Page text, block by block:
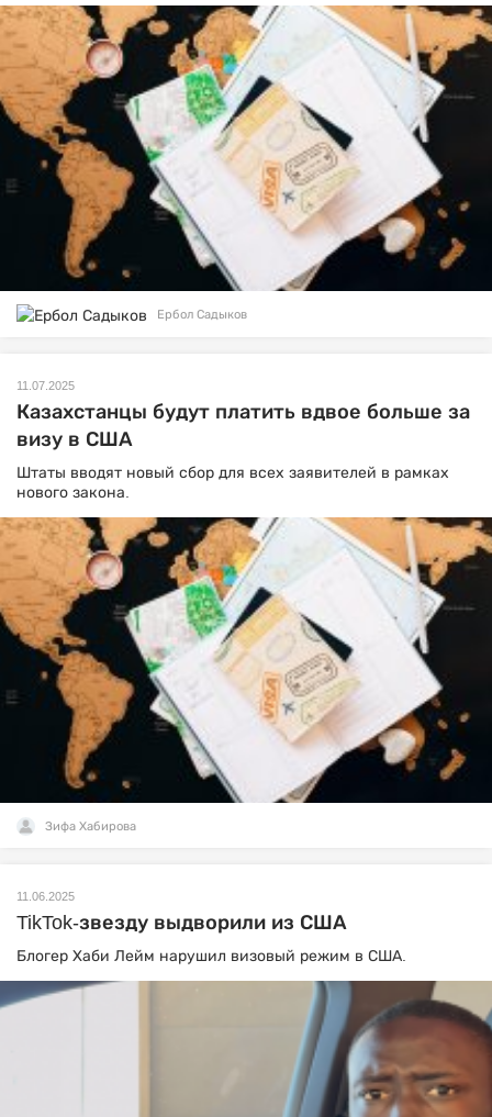
Ербол Садыков
11.07.2025
Казахстанцы будут платить вдвое больше за
визу в США
Штаты вводят новый сбор для всех заявителей в рамках
нового закона.
Зифа Хабирова
11.06.2025
TikTok-звезду выдворили из США
Блогер Хаби Лейм нарушил визовый режим в США.